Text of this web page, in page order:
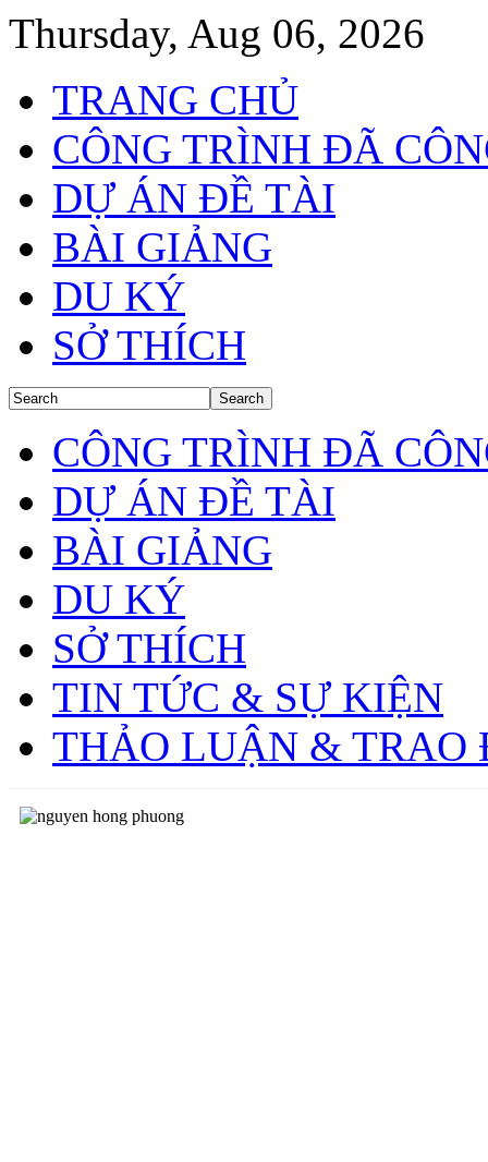
Thursday, Aug 06, 2026
TRANG CHỦ
CÔNG TRÌNH ĐÃ
DỰ ÁN ĐỀ TÀI
BÀI GIẢNG
DU KÝ
SỞ THÍCH
CÔNG TRÌNH ĐÃ
DỰ ÁN ĐỀ TÀI
BÀI GIẢNG
DU KÝ
SỞ THÍCH
TIN TỨC & SỰ KIỆN
THẢO LUẬN & TRAO